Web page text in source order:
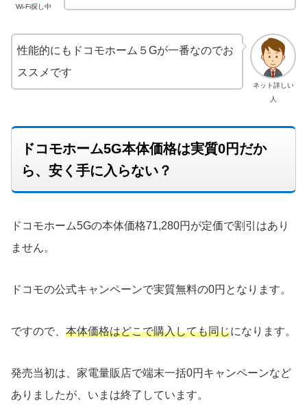
Wi-Fi探し中
ネット詳しい
人
性能的にもドコモホーム５Gが一番なのでお
ススメです
ドコモホーム5G本体価格は実質0円だか
ら、安く手に入らない？
ドコモホーム5Gの本体価格71,280円が定価で割引はあり
ません。
ドコモの公式キャンペーンで実質無料の0円となります。
ですので、 本体価格はどこで購入しても同じになります。
発売当初は、家電量販店で端末一括0円キャンペーンなど
ありましたが、いまは終了しています。